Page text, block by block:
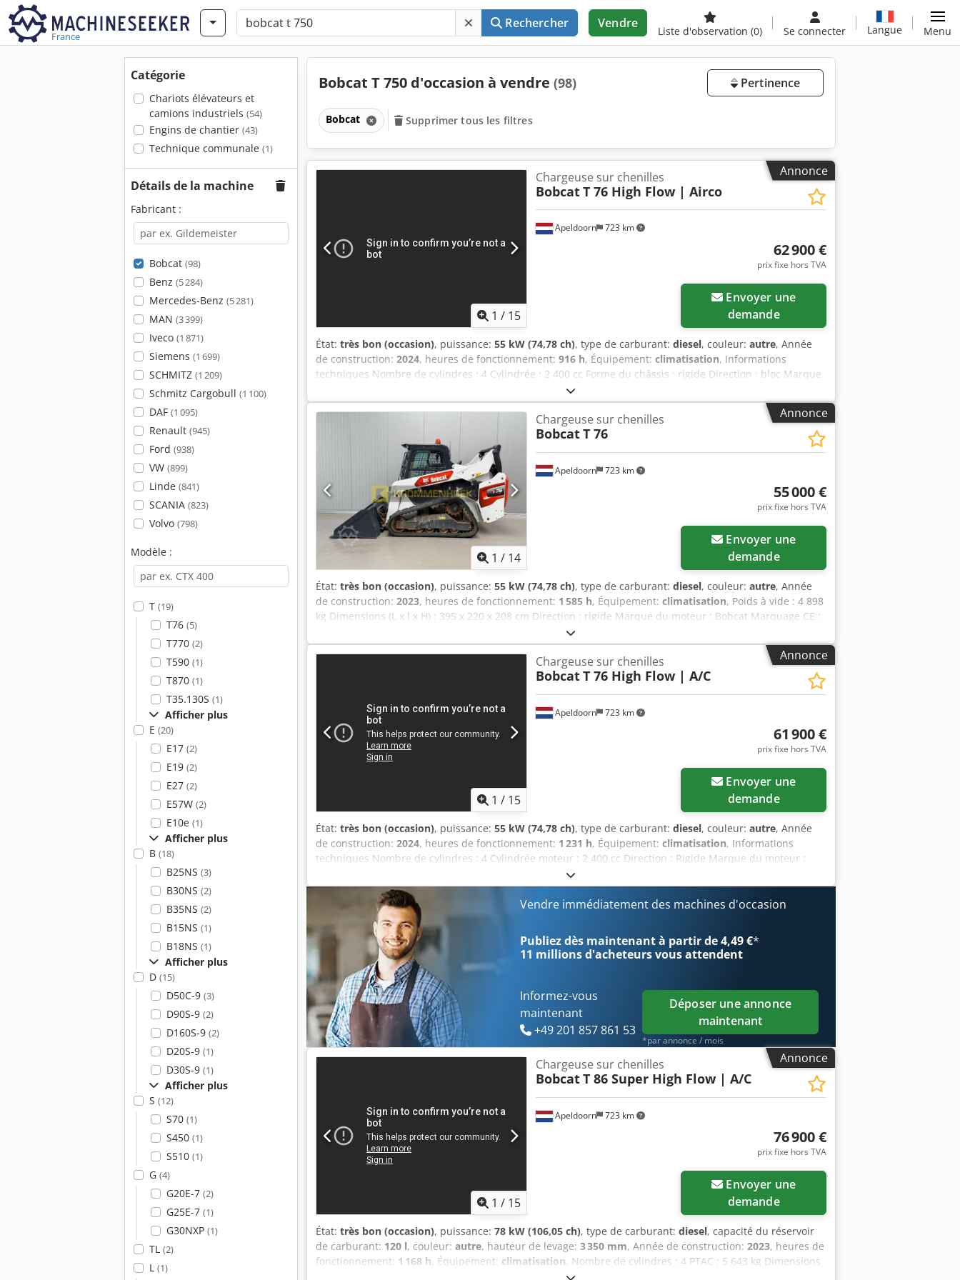
France
Rechercher Vendre
Liste d'observation (0) Se connecter Langue Menu
Catégorie
Chariots élévateurs et
camions industriels (54)
Engins de chantier (43)
Technique communale (1)
Détails de la machine
Fabricant :
Bobcat (98)
Benz (5 284)
Mercedes-Benz (5 281)
MAN (3 399)
Iveco (1 871)
Siemens (1 699)
SCHMITZ (1 209)
Schmitz Cargobull (1 100)
DAF (1 095)
Renault (945)
Ford (938)
VW (899)
Linde (841)
SCANIA (823)
Volvo (798)
Modèle :
T (19)
T76 (5)
T770 (2)
T590 (1)
T870 (1)
T35.130S (1)
Afficher plus
E (20)
E17 (2)
E19 (2)
E27 (2)
E57W (2)
E10e (1)
Afficher plus
B (18)
B25NS (3)
B30NS (2)
B35NS (2)
B15NS (1)
B18NS (1)
Afficher plus
D (15)
D50C-9 (3)
D90S-9 (2)
D160S-9 (2)
D20S-9 (1)
D30S-9 (1)
Afficher plus
S (12)
S70 (1)
S450 (1)
S510 (1)
G (4)
G20E-7 (2)
G25E-7 (1)
G30NXP (1)
TL (2)
L (1)
Bobcat T 750 d'occasion à vendre (98) Pertinence
Bobcat Supprimer tous les filtres
Annonce
1 / 15
Apeldoorn 723 km
Chargeuse sur chenilles
BobcatT 76 High Flow | Airco
62 900 €
prix fixe hors TVA
demande
État: très bon (occasion), puissance: 55 kW (74,78 ch), type de carburant: diesel, couleur: autre, Année
de construction: 2024, heures de fonctionnement: 916 h, Équipement: climatisation, Informations
techniques Nombre de cylindres : 4 Cylindrée : 2 400 cc Forme du châssis : rigide Direction : bloc Marque
du moteur : Bobcat Poids à vide : 4 898 kg Dimensions (L x l x H) : 390 x 186 x 206 cm Fonctionnel Système
d’attache rapide : Oui Dsdpfx Ahexn S N Rsksck Certification CE : oui État État technique : très bon État
visuel : très bon = Options et équipements supplémentaires = - Phare(s) de travail - Suspension de flèche -
Chenilles en caoutchouc - Débit élevé - Attache rapide hydraulique - Gyrophare - Deux vitesses =
Remarques = Chaîne cinématique Norme antipollution (Tier) : Stage V / Tier IV final Général Pays de
production : USA État Type CE : CE Attache rapide hydraulique, 2 vitesses, grand écran, caméra de recul,
climatisation, siège à suspension pneumatique.
Annonce
1 / 14
Apeldoorn 723 km
Chargeuse sur chenilles
BobcatT 76
55 000 €
prix fixe hors TVA
demande
État: très bon (occasion), puissance: 55 kW (74,78 ch), type de carburant: diesel, couleur: autre, Année
de construction: 2023, heures de fonctionnement: 1 585 h, Équipement: climatisation, Poids à vide : 4 898
kg Dimensions (L x l x H) : 395 x 220 x 208 cm Direction : rigide Marque du moteur : Bobcat Marquage CE :
oui État technique : très bon État visuel : très bon Dcjdpoy D D Sljfx Ahkok = Autres options et
équipements = - 3e circuit hydraulique - Haut débit - Dernier compensateur = Remarques = Chaîne
cinématique Niveau (Tier) : Stage V / Tier IV final 2 vitesses de déplacement, contrôle de roulis,
climatisation, caméra de recul, siège à suspension pneumatique, commande par joystick
Annonce
1 / 15
Apeldoorn 723 km
Chargeuse sur chenilles
BobcatT 76 High Flow | A/C
61 900 €
prix fixe hors TVA
demande
État: très bon (occasion), puissance: 55 kW (74,78 ch), type de carburant: diesel, couleur: autre, Année
de construction: 2024, heures de fonctionnement: 1 231 h, Équipement: climatisation, Informations
techniques Nombre de cylindres : 4 Cylindrée moteur : 2 400 cc Direction : Rigide Marque du moteur :
Bobcat Poids à vide : 4 898 kg Dimensions (L x l x H) : 390 x 186 x 206 cm Fonctionnel Système d’attache
rapide : Oui Dedpew U Itajfx Ahkock Marquage CE : oui État État technique : très bon État visuel : très bon
= Autres options et accessoires = - 3e circuit hydraulique - Phare(s) de travail - Chenilles en caoutchouc -
Haut débit - Attache rapide hydraulique - Éclairage LED - Gyrophare - Deux vitesses = Remarques =
Chaîne cinématique Norme : Stage V / Tier IV final Général Pays de production : États-Unis État Type CE :
CE Godet de terrassement, Power Bobtach hydraulique, boîte 2 vitesses, caméra de recul, hydraulique
hautes performances, grand écran, siège à suspension pneumatique.
Vendre immédiatement des machines d'occasion
Publiez dès maintenant à partir de 4,49 €*
11 millions d'acheteursvous attendent
Informez-vous
maintenant
+49 201 857 861 53
Déposer une annonce
maintenant
*par annonce / mois
Annonce
1 / 15
Apeldoorn 723 km
Chargeuse sur chenilles
BobcatT 86 Super High Flow | A/C
76 900 €
prix fixe hors TVA
demande
État: très bon (occasion), puissance: 78 kW (106,05 ch), type de carburant: diesel, capacité du réservoir
de carburant: 120 l, couleur: autre, hauteur de levage: 3 350 mm, Année de construction: 2023, heures de
fonctionnement: 1 168 h, Équipement: climatisation, Nombre de cylindres : 4 PTAC : 5 643 kg Dimensions
(L x l x H) : 390 x 203 x 211 cm Dodpfxezbi Sqo Ahksck Type de moteur : Bobcat DM03VA Largeur de travail :